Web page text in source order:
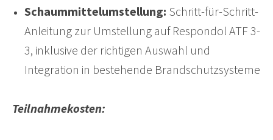
Schaummittelumstellung: Schritt-für-Schritt-
Anleitung zur Umstellung auf Respondol ATF 3-
3, inklusive der richtigen Auswahl und
Integration in bestehende Brandschutzsysteme
Teilnahmekosten: